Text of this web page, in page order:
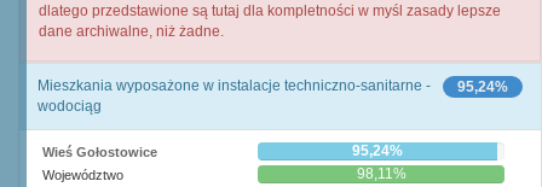
dlatego przedstawione są tutaj dla kompletności w myśl zasady lepsze
dane archiwalne, niż żadne.
95,24%
Mieszkania wyposażone w instalacje techniczno-sanitarne -
wodociąg
Wieś Gołostowice 95,24%
Województwo 98,11%